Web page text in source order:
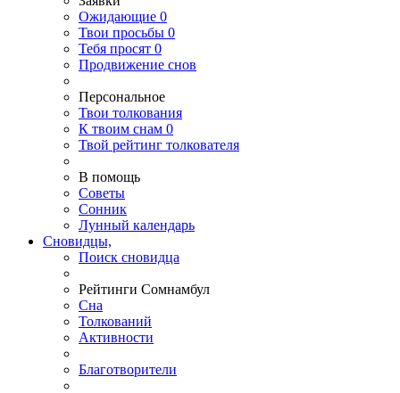
Ожидающие 0
Твои просьбы 0
Тебя просят 0
Продвижение снов
Персональное
Твои толкования
К твоим снам 0
Твой рейтинг толкователя
В помощь
Советы
Сонник
Лунный календарь
Сновидцы,
Поиск сновидца
Рейтинги Сомнамбул
Сна
Толкований
Активности
Благотворители